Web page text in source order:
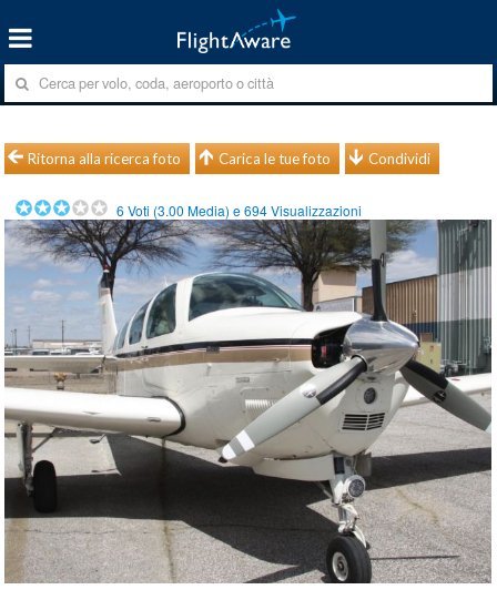
Ritorna alla ricerca foto Carica le tue foto Condividi
6 Voti (3.00 Media) e694Visualizzazioni